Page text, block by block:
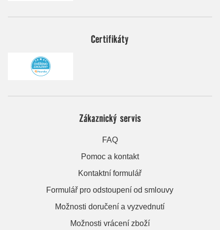
Certifikáty
Zákaznický servis
FAQ
Pomoc a kontakt
Kontaktní formulář
Formulář pro odstoupení od smlouvy
Možnosti doručení a vyzvednutí
Možnosti vrácení zboží